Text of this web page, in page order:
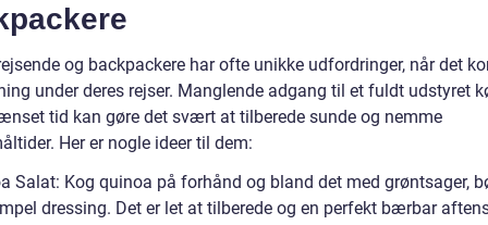
og backpackere har ofte unikke udfordringer, når det
under deres rejser. Manglende adgang til et fuldt udstyret
tid kan gøre det svært at tilberede sunde og nemme
Her er nogle ideer til dem:
Salat: Kog quinoa på forhånd og bland det med grøntsager,
dressing. Det er let at tilberede og en perfekt bærbar